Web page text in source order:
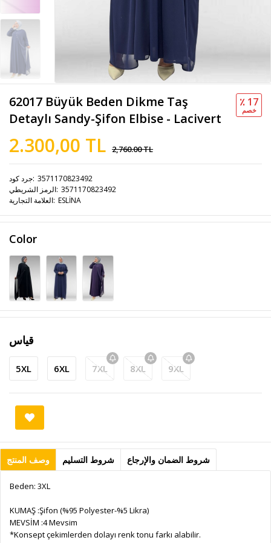
62017 Büyük Beden Dikme Taş
Detaylı Sandy-Şifon Elbise - Lacivert
2.300,00 TL 2,760.00 TL
٪ 17
خصم
جرد كود 3571170823492
الرمز الشريطي 3571170823492
العلامة التجارية ESLİNA
Color
قياس
5XL 6XL 7XL 8XL 9XL
وصف المنتج شروط التسليم شروط الضمان والإرجاع
Beden: 3XL
KUMAŞ :Şifon (%95 Polyester-%5 Likra)
MEVSİM :4 Mevsim
*Konsept çekimlerden dolayı renk tonu farkı alabilir.